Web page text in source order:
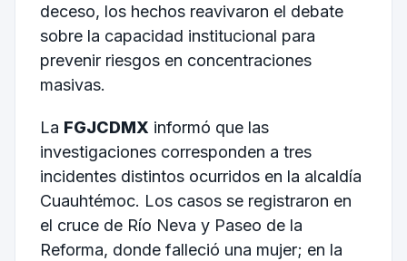
deceso, los hechos reavivaron el debate
sobre la capacidad institucional para
prevenir riesgos en concentraciones
masivas.
La FGJCDMX informó que las
investigaciones corresponden a tres
incidentes distintos ocurridos en la alcaldía
Cuauhtémoc. Los casos se registraron en
el cruce de Río Neva y Paseo de la
Reforma, donde falleció una mujer; en la